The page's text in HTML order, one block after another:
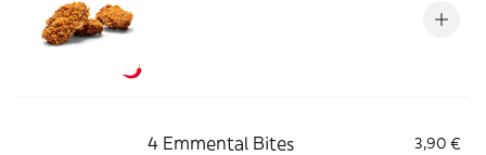
4 Emmental Bites 3,90 €